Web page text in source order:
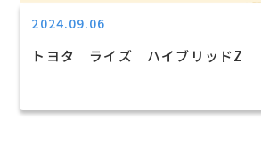
2024.09.06
トヨタ ライズ ハイブリッドZ